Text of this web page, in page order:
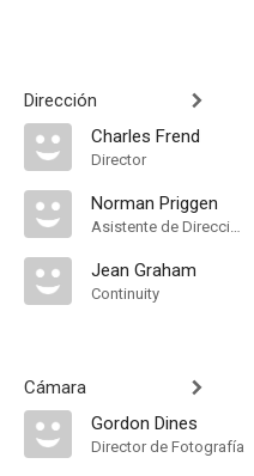
Dirección
Charles Frend
Director
Norman Priggen
Asistente de Dirección
Jean Graham
Continuity
Cámara
Gordon Dines
Director de Fotografía